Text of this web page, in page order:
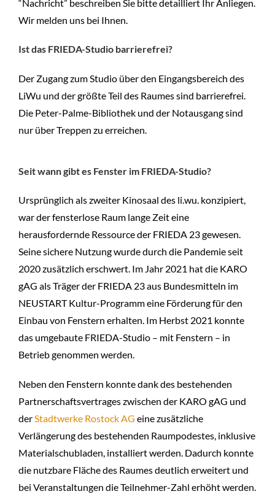
“Nachricht” beschreiben Sie bitte detailliert Ihr Anliegen.
Wir melden uns bei Ihnen.
Ist das FRIEDA-Studio barrierefrei?
Der Zugang zum Studio über den Eingangsbereich des
LiWu und der größte Teil des Raumes sind barrierefrei.
Die Peter-Palme-Bibliothek und der Notausgang sind
nur über Treppen zu erreichen.
Seit wann gibt es Fenster im FRIEDA-Studio?
Ursprünglich als zweiter Kinosaal des li.wu. konzipiert,
war der fensterlose Raum lange Zeit eine
herausfordernde Ressource der FRIEDA 23 gewesen.
Seine sichere Nutzung wurde durch die Pandemie seit
2020 zusätzlich erschwert. Im Jahr 2021 hat die KARO
gAG als Träger der FRIEDA 23 aus Bundesmitteln im
NEUSTART Kultur-Programm eine Förderung für den
Einbau von Fenstern erhalten. Im Herbst 2021 konnte
das umgebaute FRIEDA-Studio – mit Fenstern – in
Betrieb genommen werden.
Neben den Fenstern konnte dank des bestehenden
Partnerschaftsvertrages zwischen der KARO gAG und
derStadtwerke Rostock AG eine zusätzliche
Verlängerung des bestehenden Raumpodestes, inklusive
Materialschubladen, installiert werden. Dadurch konnte
die nutzbare Fläche des Raumes deutlich erweitert und
bei Veranstaltungen die Teilnehmer-Zahl erhöht werden.